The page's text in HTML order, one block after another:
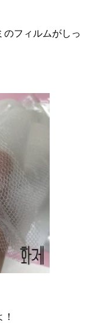
のフィルムがしっ